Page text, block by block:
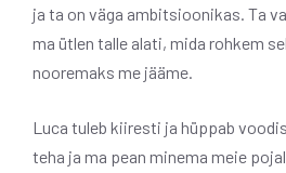
ja ta on väga ambitsioonikas. Ta
ma ütlen talle alati, mida rohkem
nooremaks me jääme.
Luca tuleb kiiresti ja hüppab
teha ja ma pean minema meie